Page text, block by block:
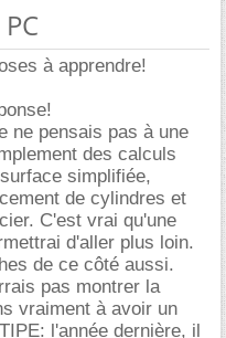
à apprendre!
ne pensais pas à une
des calculs
simplifiée,
de cylindres et
C'est vrai qu'une
d'aller plus loin.
de ce côté aussi.
pas montrer la
vraiment à avoir un
l'année dernière, il